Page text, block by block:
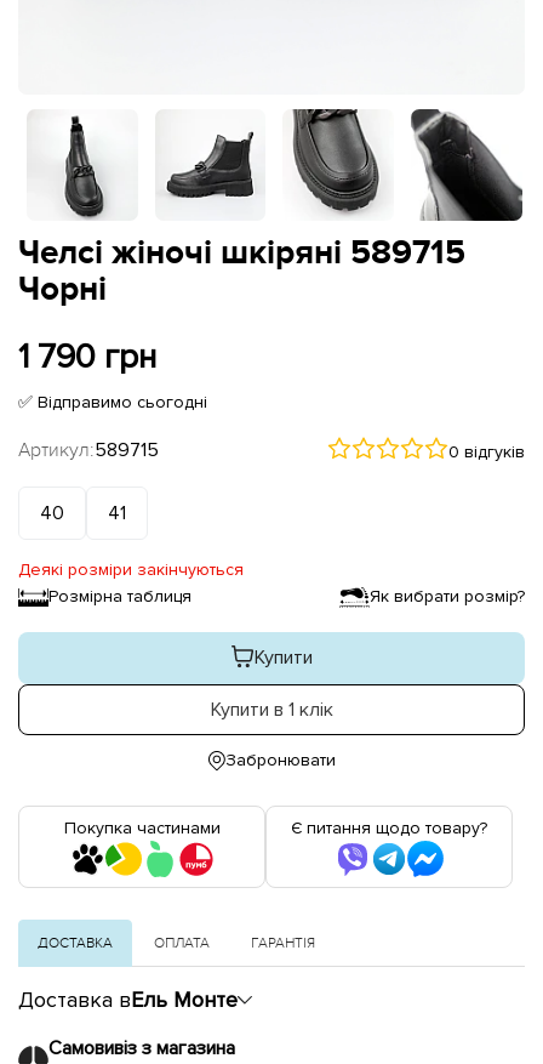
Челсі жіночі шкіряні 589715
Чорні
1 790 грн
✅ Відправимо сьогодні
Артикул:589715 0 відгуків
40 41
Деякі розміри закінчуються
Розмірна таблиця
Як вибрати розмір?
Купити
Купити в 1 клік
Забронювати
Покупка частинами Є питання щодо товару?
ДОСТАВКА ОПЛАТА ГАРАНТІЯ
Доставка вЕль Монте
Самовивіз з магазина